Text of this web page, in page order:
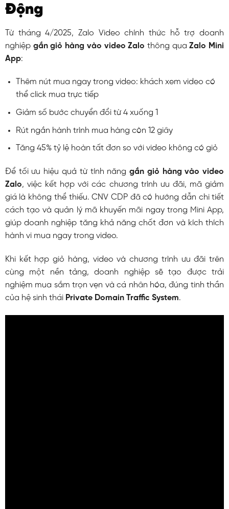
Động
Từ tháng 4/2025, Zalo Video chính thức hỗ trợ doanh
nghiệp gắn giỏ hàng vào video Zalo thông quaZalo Mini
App:
Thêm nút mua ngay trong video: khách xem video có
thể click mua trực tiếp
Giảm số bước chuyển đổi từ 4 xuống 1
Rút ngắn hành trình mua hàng còn 12 giây
Tăng 45% tỷ lệ hoàn tất đơn so với video không có giỏ
Để tối ưu hiệu quả từ tính nănggắn giỏ hàng vào video
Zalo, việc kết hợp với các chương trình ưu đãi, mã giảm
giá là không thể thiếu. CNV CDP đã có hướng dẫn chi tiết
cách tạo và quản lý mã khuyến mãi ngay trong Mini App,
giúp doanh nghiệp tăng khả năng chốt đơn và kích thích
hành vi mua ngay trong video.
Khi kết hợp giỏ hàng, video và chương trình ưu đãi trên
cùng một nền tảng, doanh nghiệp sẽ tạo được trải
nghiệm mua sắm trọn vẹn và cá nhân hóa, đúng tinh thần
của hệ sinh thái Private Domain Traffic System.